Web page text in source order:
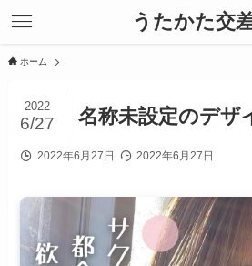
うたかた交
ホーム
名称未設定のデザ
2022
6/27
2022年6月27日 2022年6月27日